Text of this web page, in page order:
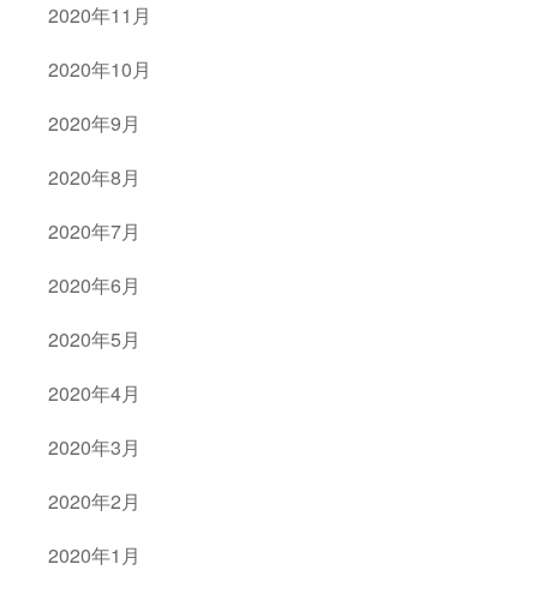
2020年11月
2020年10月
2020年9月
2020年8月
2020年7月
2020年6月
2020年5月
2020年4月
2020年3月
2020年2月
2020年1月